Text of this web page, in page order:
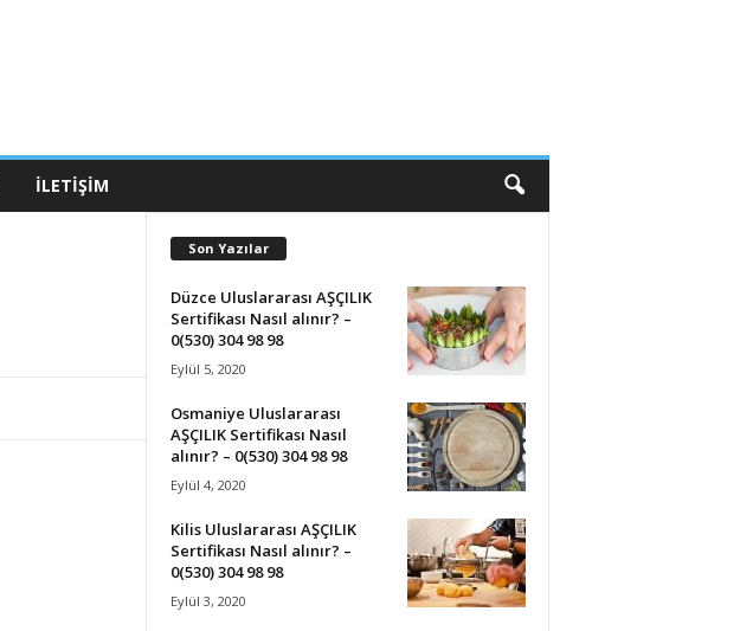
İLETIŞIM
Son Yazılar
Düzce Uluslararası AŞÇILIK
Sertifikası Nasıl alınır? –
0(530) 304 98 98
Eylül 5, 2020
Osmaniye Uluslararası
AŞÇILIK Sertifikası Nasıl
alınır? – 0(530) 304 98 98
Eylül 4, 2020
Kilis Uluslararası AŞÇILIK
Sertifikası Nasıl alınır? –
0(530) 304 98 98
Eylül 3, 2020